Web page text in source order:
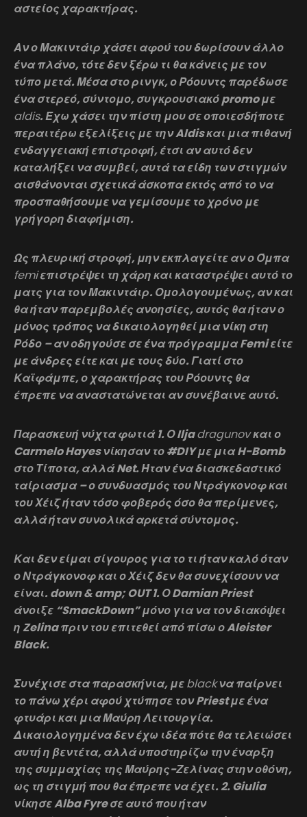
αστείος χαρακτήρας.
Αν ο Μακιντάιρ χάσει αφού του δωρίσουν άλλο
ένα πλάνο, τότε δεν ξέρω τι θα κάνεις με τον
τύπο μετά. Μέσα στο ρινγκ, ο Ρόουντς παρέδωσε
ένα στερεό, σύντομο, συγκρουσιακό promo με
aldis. Έχω χάσει την πίστη μου σε οποιεσδήποτε
περαιτέρω εξελίξεις με την Aldis και μια πιθανή
ενδαγγειακή επιστροφή, έτσι αν αυτό δεν
καταλήξει να συμβεί, αυτά τα είδη των στιγμών
αισθάνονται σχετικά άσκοπα εκτός από το να
προσπαθήσουμε να γεμίσουμε το χρόνο με
γρήγορη διαφήμιση.
Ως πλευρική στροφή, μην εκπλαγείτε αν ο Όμπα
femiεπιστρέψει τη χάρη και καταστρέψει αυτό το
ματς για τον Μακιντάιρ. Ομολογουμένως, αν και
θα ήταν παρεμβολές ανοησίες, αυτός θα ήταν ο
μόνος τρόπος να δικαιολογηθεί μια νίκη στη
Ρόδο – αν οδηγούσε σε ένα πρόγραμμα Femi είτε
με άνδρες είτε και με τους δύο. Γιατί στο
Καϊφάμπε, ο χαρακτήρας του Ρόουντς θα
έπρεπε να αναστατώνεται αν συνέβαινε αυτό.
Παρασκευή νύχτα φωτιά 1. Ο Iljadragunovκαι ο
Carmelo Hayes νίκησαν το #DIY με μια H-Bomb
στο Τίποτα, αλλά Net. Ήταν ένα διασκεδαστικό
ταίριασμα – ο συνδυασμός του Ντράγκονοφ και
του Χέιζ ήταν τόσο φοβερός όσο θα περίμενες,
αλλά ήταν συνολικά αρκετά σύντομος.
Και δεν είμαι σίγουρος για το τι ήταν καλό όταν
ο Ντράγκονοφ και ο Χέιζ δεν θα συνεχίσουν να
είναι. down & amp; OUT 1. Ο Damian Priest
άνοιξε “SmackDown” μόνο για να τον διακόψει
η Zelina πριν του επιτεθεί από πίσω ο Aleister
Black.
Συνέχισε στα παρασκήνια, μεblackνα παίρνει
το πάνω χέρι αφού χτύπησε τον Priest με ένα
φτυάρι και μια Μαύρη Λειτουργία.
Δικαιολογημένα δεν έχω ιδέα πότε θα τελειώσει
αυτή η βεντέτα, αλλά υποστηρίζω την έναρξη
της συμμαχίας της Μαύρης-Ζελίνας στην οθόνη,
ως τη στιγμή που θα έπρεπε να έχει. 2. Giulia
νίκησε Alba Fyre σε αυτό που ήταν